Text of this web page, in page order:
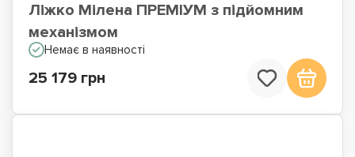
Ліжко Мілена ПРЕМІУМ з підйомним
механізмом
Немає в наявності
25 179 грн